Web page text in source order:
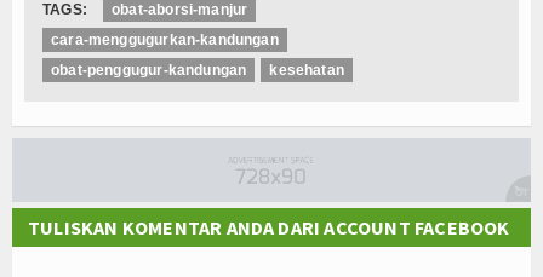
TAGS:
obat-aborsi-manjur
cara-menggugurkan-kandungan
obat-penggugur-kandungan
kesehatan
TULISKAN KOMENTAR ANDA DARI ACCOUNT FACEBOOK